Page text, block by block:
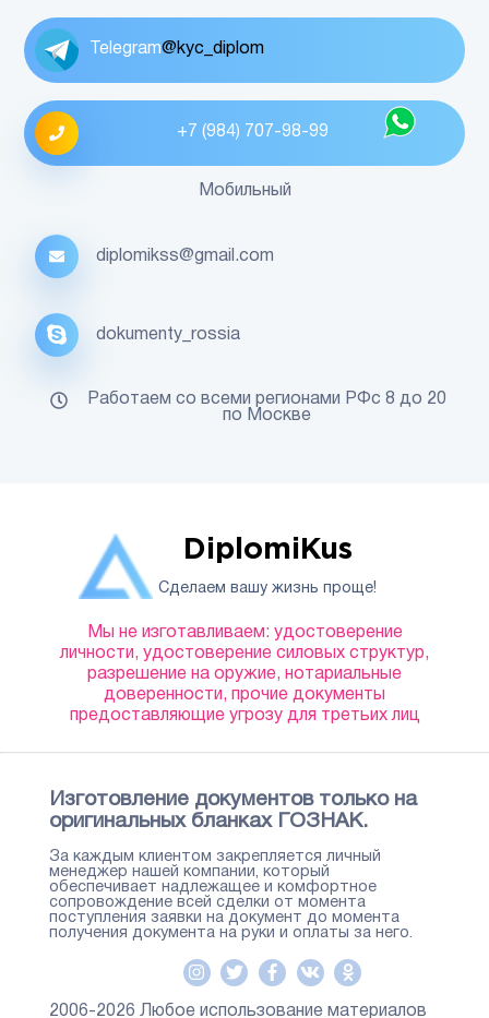
DiplomiKus
Сделаем вашу жизнь проще!
Мы не изготавливаем: удостоверение
личности, удостоверение силовых структур,
разрешение на оружие, нотариальные
доверенности, прочие документы
предоставляющие угрозу для третьих лиц
Изготовление документов только на
оригинальных бланках ГОЗНАК.
За каждым клиентом закрепляется личный
менеджер нашей компании, который
обеспечивает надлежащее и комфортное
сопровождение всей сделки от момента
поступления заявки на документ до момента
получения документа на руки и оплаты за него.
2006-2026 Любое использование материалов
Telegram@kyc_diplom
+7 (984) 707-98-99
Мобильный
diplomikss@gmail.com
dokumenty_rossia
Работаем со всеми регионами РФс 8 до 20
по Москве